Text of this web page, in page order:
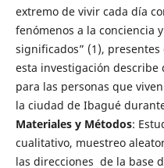
extremo de vivir cada día
fenómenos a la conciencia
significados” (1),
esta investigación
para las personas que
la ciudad de Ibagué
Materiales y Métodos:
cualitativo, muestreo
las direcciones de la base